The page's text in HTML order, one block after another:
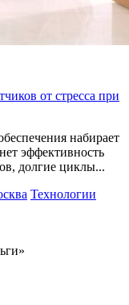
от стресса при
набирает
эффективность
долгие циклы...
Технологии